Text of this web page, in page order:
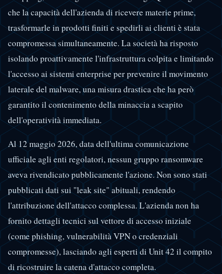
che la capacità dell'azienda di ricevere materie prime,
trasformarle in prodotti finiti e spedirli ai clienti è stata
compromessa simultaneamente. La società ha risposto
isolando proattivamente l'infrastruttura colpita e limitando
l'accesso ai sistemi enterprise per prevenire il movimento
laterale del malware, una misura drastica che ha però
garantito il contenimento della minaccia a scapito
dell'operatività immediata.
Al 12 maggio 2026, data dell'ultima comunicazione
ufficiale agli enti regolatori, nessun gruppo ransomware
aveva rivendicato pubblicamente l'azione. Non sono stati
pubblicati dati sui "leak site" abituali, rendendo
l'attribuzione dell'attacco complessa. L'azienda non ha
fornito dettagli tecnici sul vettore di accesso iniziale
(come phishing, vulnerabilità VPN o credenziali
compromesse), lasciando agli esperti di Unit 42 il compito
di ricostruire la catena d'attacco completa.